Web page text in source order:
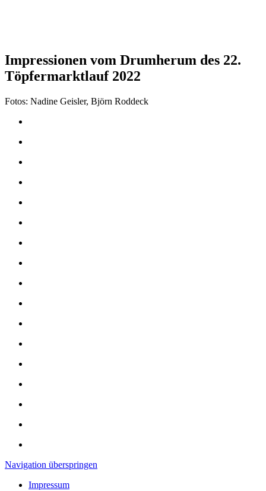
Impressionen vom Drumherum des 22.
Töpfermarktlauf 2022
Fotos: Nadine Geisler, Björn Roddeck
Navigation überspringen
Impressum